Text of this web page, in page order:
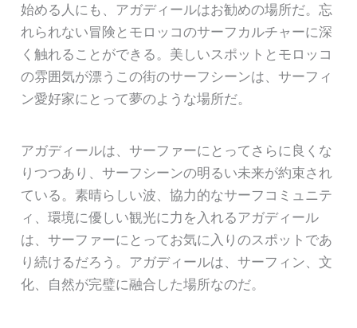
始める人にも、アガディールはお勧めの場所だ。忘
れられない冒険とモロッコのサーフカルチャーに深
く触れることができる。美しいスポットとモロッコ
の雰囲気が漂うこの街のサーフシーンは、サーフィ
ン愛好家にとって夢のような場所だ。
アガディールは、サーファーにとってさらに良くな
りつつあり、サーフシーンの明るい未来が約束され
ている。素晴らしい波、協力的なサーフコミュニテ
ィ、環境に優しい観光に力を入れるアガディール
は、サーファーにとってお気に入りのスポットであ
り続けるだろう。アガディールは、サーフィン、文
化、自然が完璧に融合した場所なのだ。